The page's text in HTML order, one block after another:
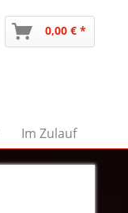
0,00 € *
Im Zulauf